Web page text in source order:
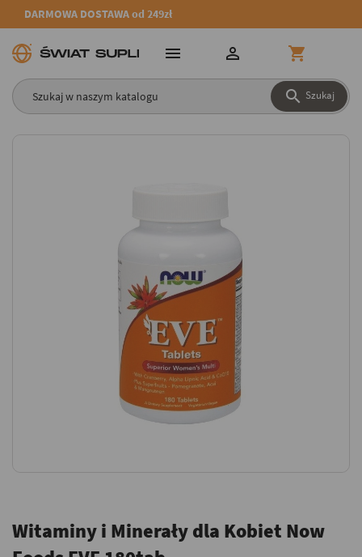
DARMOWA DOSTAWA od 249zł
 Szukaj
  
Witaminy i Minerały dla Kobiet Now